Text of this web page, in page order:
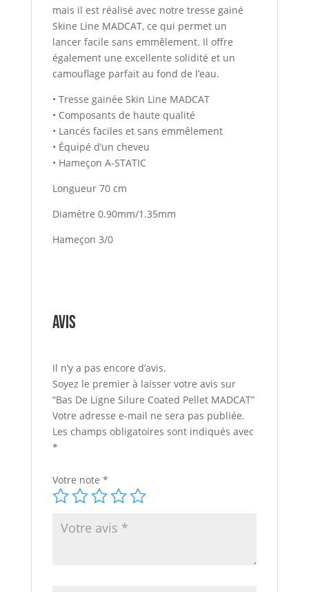
mais il est réalisé avec notre tresse gainé
Skine Line MADCAT, ce qui permet un
lancer facile sans emmêlement. Il offre
également une excellente solidité et un
camouflage parfait au fond de l’eau.
• Tresse gainée Skin Line MADCAT
• Composants de haute qualité
• Lancés faciles et sans emmêlement
• Équipé d’un cheveu
• Hameçon A-STATIC
Longueur 70 cm
Diamètre 0.90mm/1.35mm
Hameçon 3/0
Avis
Il n’y a pas encore d’avis.
Soyez le premier à laisser votre avis sur
“Bas De Ligne Silure Coated Pellet MADCAT”
Votre adresse e-mail ne sera pas publiée.
Les champs obligatoires sont indiqués avec
*
Votre note *